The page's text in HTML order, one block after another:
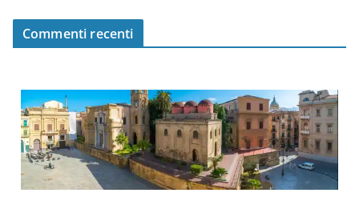
Commenti recenti